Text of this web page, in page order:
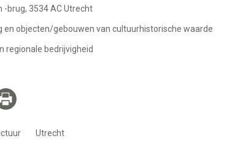
-brug, 3534 AC Utrecht
en objecten/gebouwen van cultuurhistorische waarde
regionale bedrijvigheid
Utrecht